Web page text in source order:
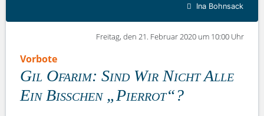
Ina Bohnsack
Freitag, den 21. Februar 2020 um 10:00 Uhr
Vorbote
Gil Ofarim: Sind Wir Nicht Alle
Ein Bisschen „Pierrot“?